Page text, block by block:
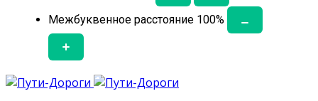
Межбуквенное расстояние 100%